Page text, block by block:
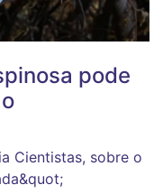
pode
Cientistas, sobre o